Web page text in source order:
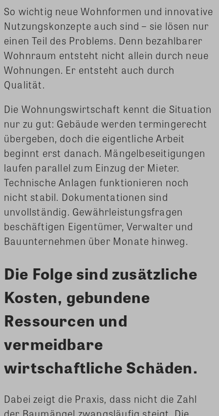
So wichtig neue Wohnformen und innovative
Nutzungskonzepte auch sind – sie lösen nur
einen Teil des Problems. Denn bezahlbarer
Wohnraum entsteht nicht allein durch neue
Wohnungen. Er entsteht auch durch
Qualität.
Die Wohnungswirtschaft kennt die Situation
nur zu gut: Gebäude werden termingerecht
übergeben, doch die eigentliche Arbeit
beginnt erst danach. Mängelbeseitigungen
laufen parallel zum Einzug der Mieter.
Technische Anlagen funktionieren noch
nicht stabil. Dokumentationen sind
unvollständig. Gewährleistungsfragen
beschäftigen Eigentümer, Verwalter und
Bauunternehmen über Monate hinweg.
Die Folge sind zusätzliche
Kosten, gebundene
Ressourcen und
vermeidbare
wirtschaftliche Schäden.
Dabei zeigt die Praxis, dass nicht die Zahl